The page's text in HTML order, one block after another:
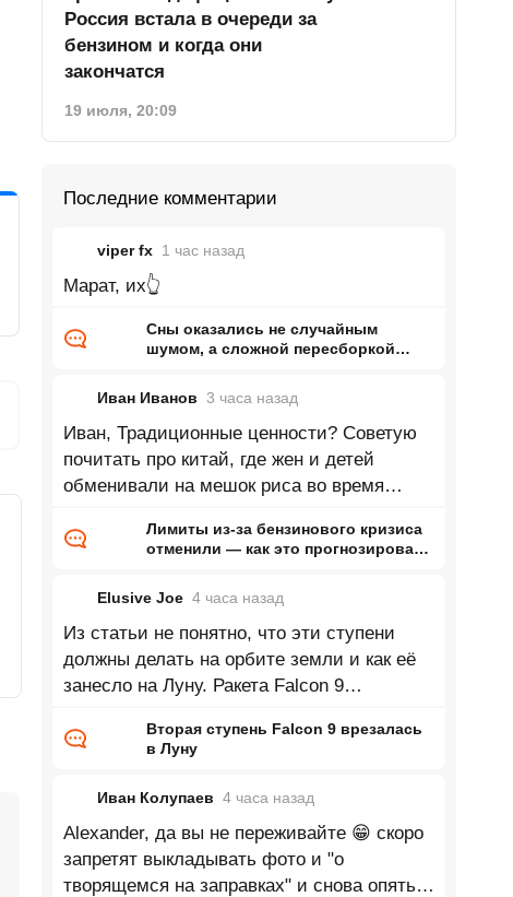
Россия встала в очереди за
бензином и когда они
закончатся
19 июля, 20:09
Последние комментарии
viper fx 1 час назад
Марат, их👆
Сны оказались не случайным
шумом, а сложной пересборкой
Иван Иванов 3 часа назад
Иван, Традиционные ценности? Советую
почитать про китай, где жен и детей
обменивали на мешок риса во время
Лимиты из-за бензинового кризиса
отменили — как это прогнозировал
Elusive Joe 4 часа назад
Из статьи не понятно, что эти ступени
должны делать на орбите земли и как её
занесло на Луну. Ракета Falcon 9
Вторая ступень Falcon 9 врезалась
в Луну
Иван Колупаев 4 часа назад
Alexander, да вы не переживайте 😁 скоро
запретят выкладывать фото и "о
творящемся на заправках" и снова опять